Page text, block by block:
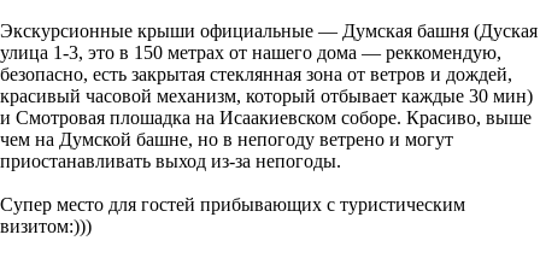
Экскурсионные крыши официальные — Думская башня (Дуская
улица 1-3, это в 150 метрах от нашего дома — реккомендую,
безопасно, есть закрытая стеклянная зона от ветров и дождей,
красивый часовой механизм, который отбывает каждые 30 мин)
и Смотровая плошадка на Исаакиевском соборе. Красиво, выше
чем на Думской башне, но в непогоду ветрено и могут
приостанавливать выход из-за непогоды.
Супер место для гостей прибывающих с туристическим
визитом:)))